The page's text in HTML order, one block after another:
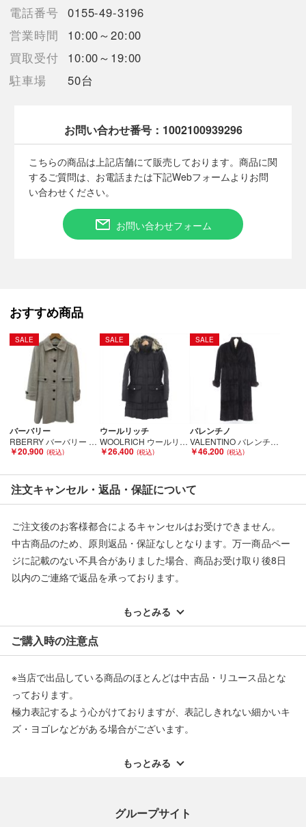
う場合がございます。
売切れの場合は、ご購入をキャンセルさせていただく場合がござ
います。】
【備考/コメント】
サイズは平置きでの計測となっております。
商品画像に関しては出来る限り忠実に表示出来るよう努めており
ますが、実際の商品と比較し色味に若干の誤差が生じる場合があ
りますこと予めご了承ください。
店頭との併売商品のため、記載に無い細かなキズ、汚れが見受け
られるなど多少商品状態が変化する場合がございます。
■弊社（株式会社オカモト）を装った偽装サイトにご注意くださ
い■
弊社（株式会社オカモト）の商品画像や文章を無断盗用した『偽
装サイト』を確認しておりますが、
当店とは一切関係がございませんのでご注意ください。
電話番号 0155-49-3196
営業時間
10:00～20:00
買取受付
10:00～19:00
駐車場
50台
お問い合わせ番号： 1002100939296
こちらの商品は上記店舗にて販売しております。商品に関
するご質問は、お電話または下記Webフォームよりお問
い合わせください。
お問い合わせフォーム
おすすめ商品
SALE
バーバリー
RBERRY バーバリー レディース ロングコート SIZE 38 アンゴラ60％ ライトグレー Bランク
￥20,900
SALE
ウールリッチ
WOOLRICH ウールリッチ コート ブラック Bランク
￥26,400
SALE
バレンチノ
VALENTINO バレンチノ ミンクコート ブラウン Bランク
￥46,200
注文キャンセル・返品・保証について
ご注文後のお客様都合によるキャンセルはお受けできません。
中古商品のため、原則返品・保証なしとなります。万一商品ペー
ジに記載のない不具合がありました場合、商品お受け取り後8日
以内のご連絡で返品を承っております。
配送料ともに当社負担で対応いたします。
※オンラインストアで購入頂いた商品は、店頭での返品はお受け
できません。また、商品の修理及び交換に関しては承ることがで
返品・交換について
もっとみる
ご購入時の注意点
※当店で出品している商品のほとんどは中古品・リユース品とな
っております。
極力表記するよう心がけておりますが、表記しきれない細かいキ
ズ・ヨゴレなどがある場合がございます。
ご理解くださいますようお願い申し上げます。
もっとみる
グループサイト